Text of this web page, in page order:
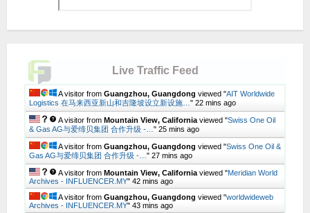
Live Traffic Feed
A visitor from Guangzhou, Guangdong viewed "AIT Worldwide
Logistics 在马来西亚新山和吉隆坡设立新设施… " 22 mins ago
A visitor from Mountain View, California viewed "Swiss One Oil
& Gas AG与爱缔贝集团 合作升级 -… " 25 mins ago
A visitor from Guangzhou, Guangdong viewed "Swiss One Oil &
Gas AG与爱缔贝集团 合作升级 -… " 27 mins ago
A visitor from Mountain View, California viewed "Meridian World
Archives - INFLUENCER.MY" 42 mins ago
A visitor from Guangzhou, Guangdong viewed "worldwideweb
Archives - INFLUENCER.MY" 43 mins ago